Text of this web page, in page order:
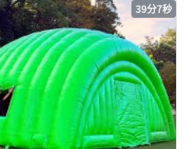
39分7秒